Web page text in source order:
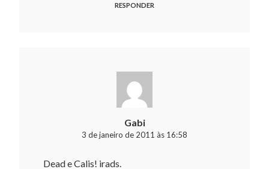
RESPONDER
Gabi
3 de janeiro de 2011 às 16:58
Dead e Calis! irads.